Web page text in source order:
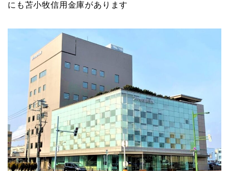
にも苫小牧信用金庫があります